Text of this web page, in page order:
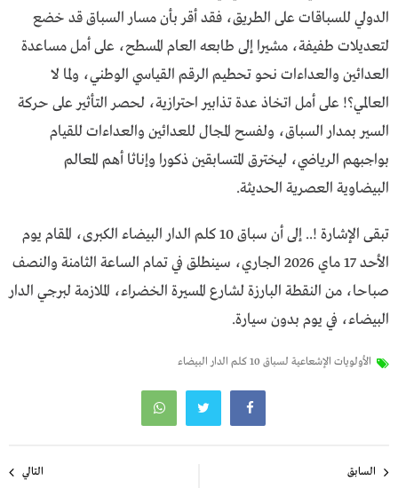
الدولي للسباقات على الطريق، فقد أقر بأن مسار السباق قد خضع
لتعديلات طفيفة، مشيرا إلى طابعه العام المسطح، على أمل مساعدة
العدائين والعداءات نحو تحطيم الرقم القياسي الوطني، ولما لا
العالمي؟! على أمل اتخاذ عدة تذابير احترازية، لحصر التأثير على حركة
السير بمدار السباق، ولفسح المجال للعدائين والعداءات للقيام
بواجبهم الرياضي، ليخترق المتسابقين ذكورا وإناثا أهم المعالم
البيضاوية العصرية الحديثة.
تبقى الإشارة !.. إلى أن سباق 10 كلم الدار البيضاء الكبرى، المقام يوم
الأحد 17 ماي 2026 الجاري، سينطلق في تمام الساعة الثامنة والنصف
صباحا، من النقطة البارزة لشارع المسيرة الخضراء، الملازمة لبرجي الدار
البيضاء، في يوم بدون سيارة.
الأولويات الإشعاعية لسباق 10 كلم الدار البيضاء
السابق التالي